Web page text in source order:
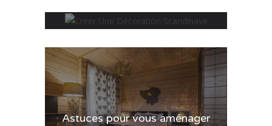
Astuces pour vous aménager